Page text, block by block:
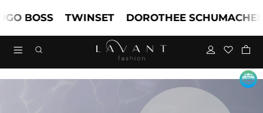
BOSS TWINSET DOROTHEE SCHUMACHER